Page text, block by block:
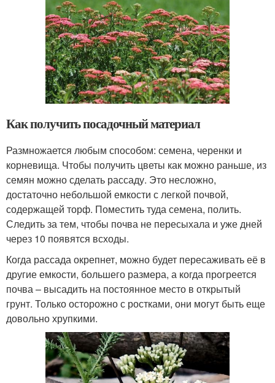
Как получить посадочный материал
Размножается любым способом: семена, черенки и
корневища. Чтобы получить цветы как можно раньше, из
семян можно сделать рассаду. Это несложно,
достаточно небольшой емкости с легкой почвой,
содержащей торф. Поместить туда семена, полить.
Следить за тем, чтобы почва не пересыхала и уже дней
через 10 появятся всходы.
Когда рассада окрепнет, можно будет пересаживать её в
другие емкости, большего размера, а когда прогреется
почва – высадить на постоянное место в открытый
грунт. Только осторожно с ростками, они могут быть еще
довольно хрупкими.